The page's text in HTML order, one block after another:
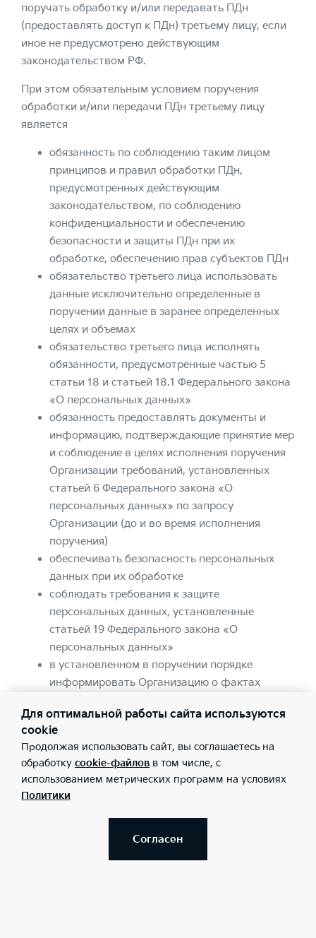
поручать обработку и/или передавать ПДн
(предоставлять доступ к ПДн) третьему лицу, если
иное не предусмотрено действующим
законодательством РФ.
При этом обязательным условием поручения
обработки и/или передачи ПДн третьему лицу
является
обязанность по соблюдению таким лицом
принципов и правил обработки ПДн,
предусмотренных действующим
законодательством, по соблюдению
конфиденциальности и обеспечению
безопасности и защиты ПДн при их
обработке, обеспечению прав субъектов ПДн
обязательство третьего лица использовать
данные исключительно определенные в
поручении данные в заранее определенных
целях и объемах
обязательство третьего лица исполнять
обязанности, предусмотренные частью 5
статьи 18 и статьей 18.1 Федерального закона
«О персональных данных»
обязанность предоставлять документы и
информацию, подтверждающие принятие мер
и соблюдение в целях исполнения поручения
Организации требований, установленных
статьей 6 Федерального закона «О
персональных данных» по запросу
Организации (до и во время исполнения
поручения)
обеспечивать безопасность персональных
данных при их обработке
соблюдать требования к защите
персональных данных, установленные
статьей 19 Федерального закона «О
персональных данных»
в установленном в поручении порядке
информировать Организацию о фактах
(предоставления, распространения, доступа)
ПДн, повлекшей нарушение прав субъектов
персональных данных
обязательство соблюдать иные условия
обработки и защиты ПДн, которые были
лицам относятся, в частности, дилерские и
сервисные предприятия Kia в России
Для оптимальной работы сайта используются
cookie
Продолжая использовать сайт, вы соглашаетесь на
обработку cookie-файлов в том числе, с
использованием метрических программ на условиях
Политики
Согласен